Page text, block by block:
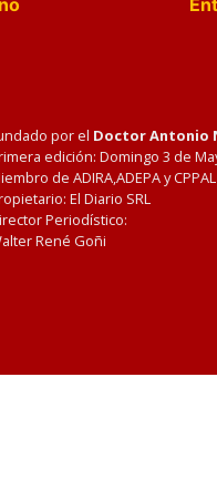
por el Doctor Antonio
edición: Domingo 3 de
de ADIRA,ADEPA y CPPAL
El Diario SRL
Periodístico:
René Goñi